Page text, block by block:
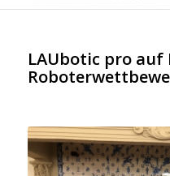
LAUbotic pro auf